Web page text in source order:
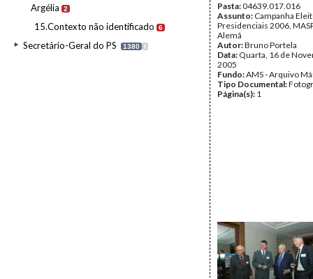
Argélia
2
15.Contexto não identificado 6
Secretário-Geral do PS 1380 I
Pasta:04639.017.016
Assunto: Campanha
Presidenciais 2006,
Alemã
Autor:Bruno Portela
Data: Quarta, 16 de
2005
Fundo:AMS - Arquivo
Tipo Documental:
Página(s): 1